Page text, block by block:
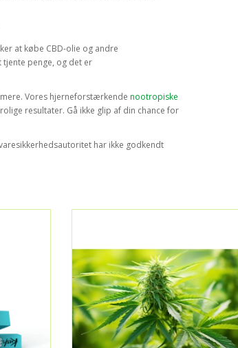
at købe CBD-olie og andre
tjente penge, og det er
Vores hjerneforstærkende nootropiske
resultater. Gå ikke glip af din chance for
har ikke godkendt